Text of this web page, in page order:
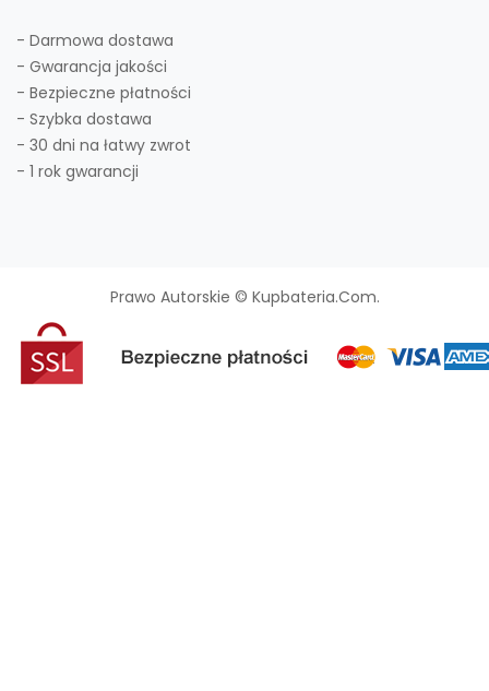
- Darmowa dostawa
- Gwarancja jakości
- Bezpieczne płatności
- Szybka dostawa
- 30 dni na łatwy zwrot
- 1 rok gwarancji
Prawo Autorskie © Kupbateria.com.